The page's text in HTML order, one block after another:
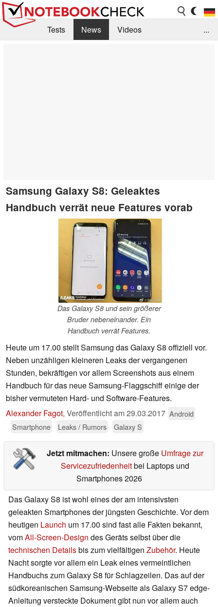
Tests News
Videos
...
Samsung Galaxy S8: Geleaktes
Handbuch verrät neue Features vorab
Das Galaxy S8 und sein größerer
Bruder nebeneinander. Ein
Handbuch verrät Features.
Heute um 17.00 stellt Samsung das Galaxy S8 offiziell vor.
Neben unzähligen kleineren Leaks der vergangenen
Stunden, bekräftigen vor allem Screenshots aus einem
Handbuch für das neue Samsung-Flaggschiff einige der
bisher vermuteten Hard- und Software-Features.
Alexander Fagot, Veröffentlicht am29.03.2017 Android
Smartphone
Leaks / Rumors Galaxy S
Jetzt mitmachen: Unsere große Umfrage zur
Servicezufriedenheitbei Laptops und
Smartphones 2026
Das Galaxy S8 ist wohl eines der am intensivsten
geleakten Smartphones der jüngsten Geschichte. Vor dem
heutigen Launch um 17.00 sind fast alle Fakten bekannt,
vomAll-Screen-Design des Geräts selbst über die
technischen Detailsbis zum vielfältigen Zubehör. Heute
Nacht sorgte vor allem ein Leak eines vermeintlichen
Handbuchs zum Galaxy S8 für Schlagzeilen. Das auf der
südkoreanischen Samsung-Webseite als Galaxy S7 edge-
Anleitung versteckte Dokument gibt nun vor allem auch